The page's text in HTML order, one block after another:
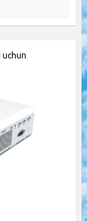
uchun